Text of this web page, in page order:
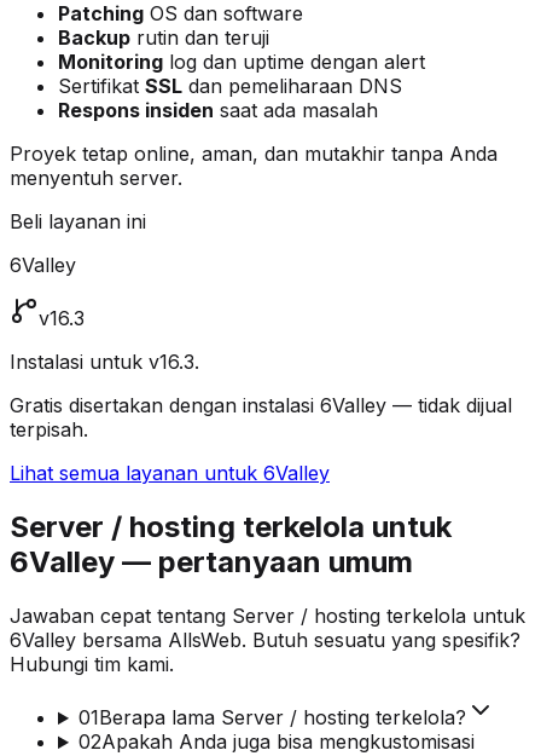
Patching OS dan software
Backup rutin dan teruji
Monitoring log dan uptime dengan alert
Sertifikat SSL dan pemeliharaan DNS
Respons insiden saat ada masalah
Proyek tetap online, aman, dan mutakhir tanpa Anda
menyentuh server.
Beli layanan ini
6Valley
v16.3
Instalasi untuk v16.3.
Gratis disertakan dengan instalasi 6Valley — tidak dijual
terpisah.
Lihat semua layanan untuk 6Valley
Server / hosting terkelola untuk
6Valley — pertanyaan umum
Jawaban cepat tentang Server / hosting terkelola untuk
6Valley bersama AllsWeb. Butuh sesuatu yang spesifik?
Hubungi tim kami.
01Berapa lama Server / hosting terkelola?
02Apakah Anda juga bisa mengkustomisasi